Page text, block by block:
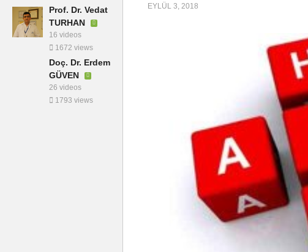
Prof. Dr. Vedat
TURHAN
16 videos
1672 views
Doç. Dr. Erdem
GÜVEN
26 videos
1793 views
EYLÜL 3, 2018